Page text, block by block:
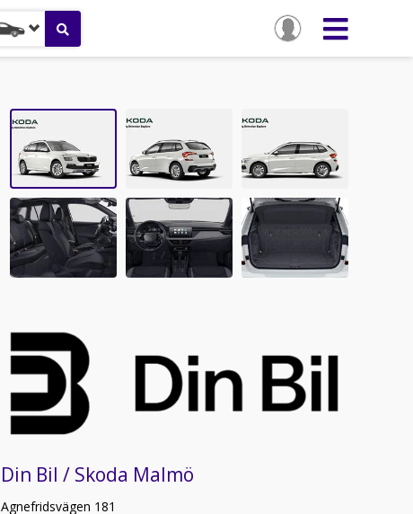
Din Bil / Skoda Malmö
Agnefridsvägen 181